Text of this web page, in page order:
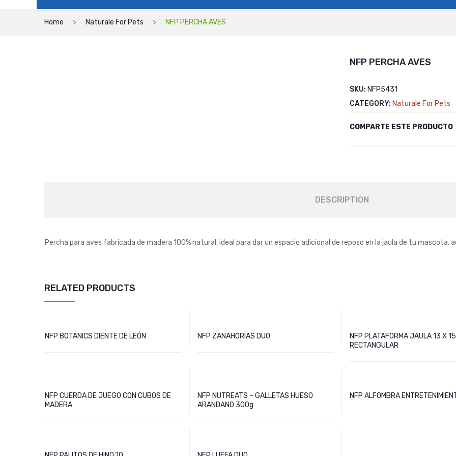
Home Naturale For Pets NFP PERCHA AVES
NFP PERCHA AVES
SKU: NFP5431
CATEGORY: Naturale For Pets
COMPARTE ESTE PRODUCTO
DESCRIPTION
Percha para aves fabricada de madera 100% natural, ideal para dar un espacio adicional de reposo en la jaula de tu mascota,
RELATED PRODUCTS
NFP BOTANICS DIENTE DE LEÓN NFP ZANAHORIAS DUO
NFP PLATAFORMA JAULA 13 X 15
RECTANGULAR
NFP CUERDA DE JUEGO CON CUBOS DE
MADERA
NFP NUTREATS – GALLETAS HUESO
ARANDANO 300g
NFP ALFOMBRA